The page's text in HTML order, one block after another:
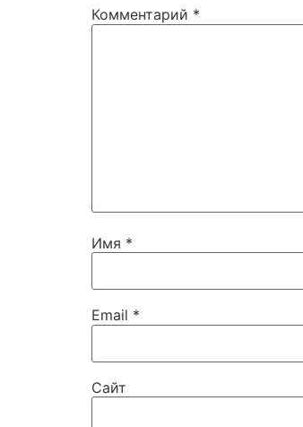
Комментарий *
Имя *
Email *
Сайт